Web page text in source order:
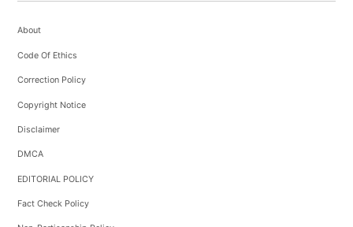
About
Code Of Ethics
Correction Policy
Copyright Notice
Disclaimer
DMCA
EDITORIAL POLICY
Fact Check Policy